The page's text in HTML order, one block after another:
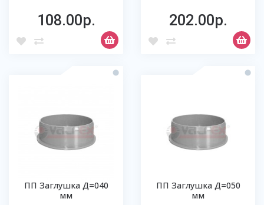
108.00р. 202.00р.
ПП Заглушка Д=040
мм
ПП Заглушка Д=050
мм